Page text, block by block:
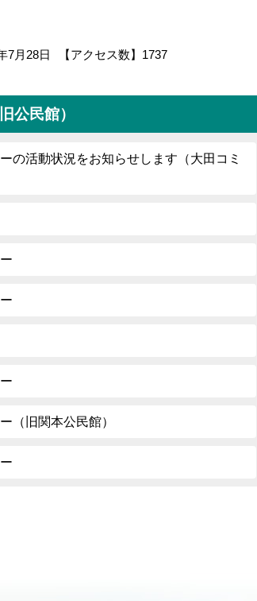
7月28日 【アクセス数】 1737
公民館）
の活動状況をお知らせします（大田コミ
（旧関本公民館）